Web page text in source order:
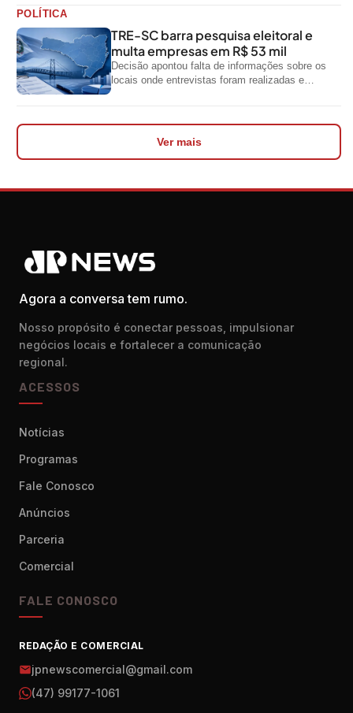
POLÍTICA
TRE-SC barra pesquisa eleitoral e
multa empresas em R$ 53 mil
Decisão apontou falta de informações sobre os
locais onde entrevistas foram realizadas e
Ver mais
Agora a conversa tem rumo.
Nosso propósito é conectar pessoas, impulsionar
negócios locais e fortalecer a comunicação
regional.
ACESSOS
Notícias
Programas
Fale Conosco
Anúncios
Parceria
Comercial
FALE CONOSCO
REDAÇÃO E COMERCIAL
jpnewscomercial@gmail.com
(47) 99177-1061